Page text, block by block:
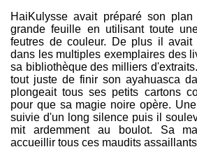
HaiKulysse avait préparé son
grande feuille en utilisant toute
feutres de couleur. De plus il avait
dans les multiples exemplaires des
sa bibliothèque des milliers
tout juste de finir son ayahuasca
plongeait tous ses petits cartons
pour que sa magie noire opère.
suivie d'un long silence puis il
mit ardemment au boulot. Sa
accueillir tous ces maudits